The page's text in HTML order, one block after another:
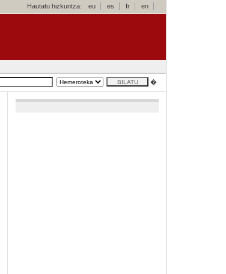
Hautatu hizkuntza: eu es fr en
�